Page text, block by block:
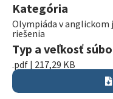
Kategória
Olympiáda v anglickom
riešenia
Typ a veľkosť
.pdf | 217,29 KB